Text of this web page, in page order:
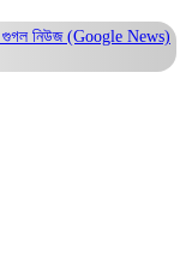
গুগল নিউজ (Google News)